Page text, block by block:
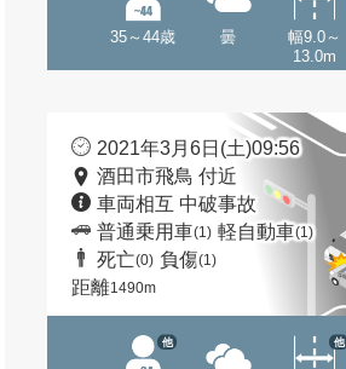
35～44歳 曇
幅9.0～
13.0m
2021年3月6日(土)09:56
酒田市飛鳥 付近
車両相互 中破事故
普通乗用車(1) 軽自動車(1)
死亡(0) 負傷(1)
距離1490m
他 他